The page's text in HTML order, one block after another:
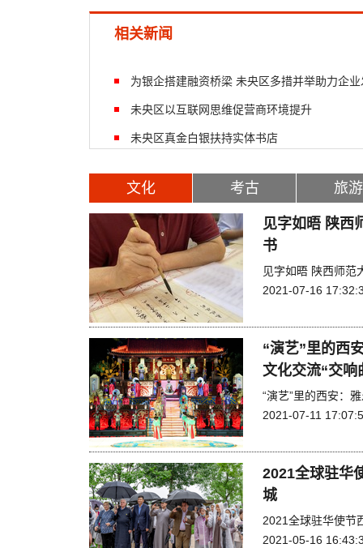
相关新闻
为银企搭建融资桥梁 未央区多措并举助力企业
未央区以互联网思维促营商环境提升
未央区真金白银扶持实体书店
文化 考古 旅游
见字如晤 陕西
书
见字如晤 陕西师范
2021-07-16
“演艺”里的西
文化交流“交响
“演艺”里的西安：
2021-07-11
2021全球驻华
城
2021全球驻华使节
2021-05-16